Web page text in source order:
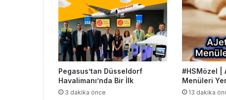
Pegasus’tan Düsseldorf
Havalimanı’nda Bir İlk
3 dakika önce
#HSMözel |
Menüleri
13 dakika